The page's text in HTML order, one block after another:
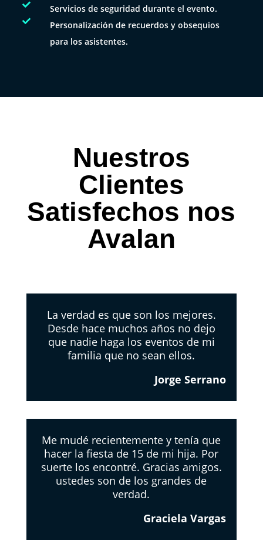
 Servicios de seguridad durante el evento.

Personalización de recuerdos y obsequios
para los asistentes.
Nuestros
Clientes
Satisfechos nos
Avalan
La verdad es que son los mejores.
Desde hace muchos años no dejo
que nadie haga los eventos de mi
familia que no sean ellos.
Jorge Serrano
Me mudé recientemente y tenía que
hacer la fiesta de 15 de mi hija. Por
suerte los encontré. Gracias amigos.
ustedes son de los grandes de
verdad.
Graciela Vargas